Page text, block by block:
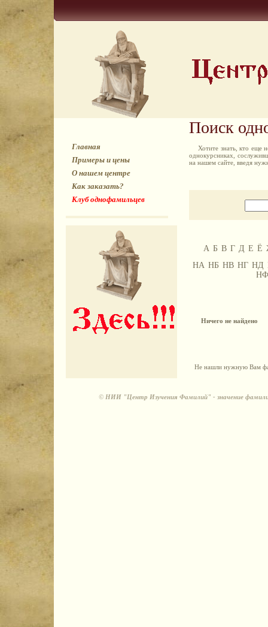
Главная
Примеры и цены
О нашем центре
Как заказать?
Клуб однофамильцев
Поиск
Хотите знать, кто еще
однокурсниках,
на нашем сайте, введя
А Б В Г Д Е Ё
НА НБ НВ НГ НД
НФ
Ничего не найдено
Не нашли нужную Вам
© НИИ "Центр Изучения Фамилий" - значение